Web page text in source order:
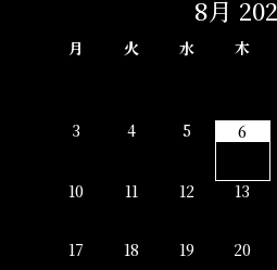
8月
月 火 水 木
3 4 5 6
10 11 12 13
17 18 19 20